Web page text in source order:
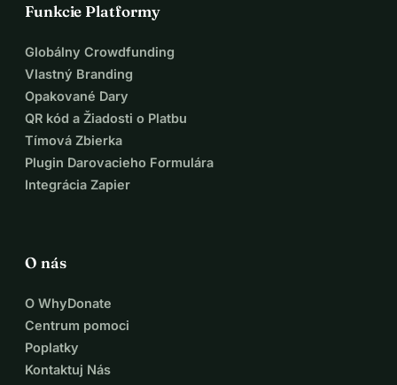
Funkcie Platformy
Globálny Crowdfunding
Vlastný Branding
Opakované Dary
QR kód a Žiadosti o Platbu
Tímová Zbierka
Plugin Darovacieho Formulára
Integrácia Zapier
O nás
O WhyDonate
Centrum pomoci
Poplatky
Kontaktuj Nás